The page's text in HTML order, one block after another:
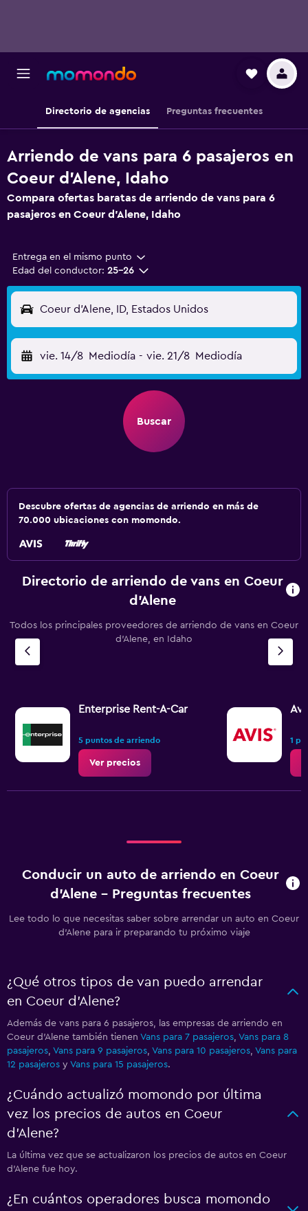
Directorio de agencias Preguntas frecuentes
Arriendo de vans para 6 pasajeros en
Coeur d'Alene, Idaho
Compara ofertas baratas de arriendo de vans para 6
pasajeros en Coeur d'Alene, Idaho
Entrega en el mismo punto
Edad del conductor: 25-26
Coeur d'Alene, ID, Estados Unidos
vie. 14/8 Mediodía - vie. 21/8 Mediodía
Buscar
Descubre ofertas de agencias de arriendo en más de
70.000 ubicaciones con momondo.
Directorio de arriendo de vans en Coeur
d'Alene
Todos los principales proveedores de arriendo de vans en Coeur
d'Alene, en Idaho
Enterprise Rent-A-Car
5 puntos de arriendo
Ver precios
1
Conducir un auto de arriendo en Coeur
d'Alene - Preguntas frecuentes
Lee todo lo que necesitas saber sobre arrendar un auto en Coeur
d'Alene para ir preparando tu próximo viaje
¿Qué otros tipos de van puedo arrendar
en Coeur d'Alene?
Además de vans para 6 pasajeros, las empresas de arriendo en
Coeur d'Alene también tienen Vans para 7 pasajeros, Vans para 8
pasajeros, Vans para 9 pasajeros, Vans para 10 pasajeros, Vans para
12 pasajeros y Vans para 15 pasajeros.
¿Cuándo actualizó momondo por última
vez los precios de autos en Coeur
d'Alene?
La última vez que se actualizaron los precios de autos en Coeur
d'Alene fue hoy.
¿En cuántos operadores busca momondo